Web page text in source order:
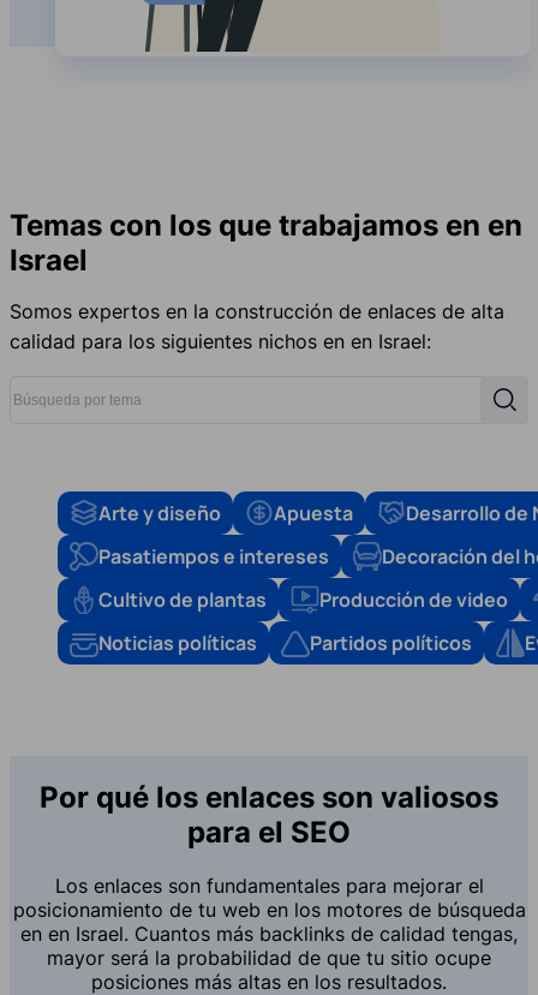
Temas con los que trabajamos en en
Israel
Somos expertos en la construcción de enlaces de alta
calidad para los siguientes nichos en en Israel:
Búsqueda por tema
Arte y diseño Apuesta
Desarrollo de
Pasatiempos e intereses
Decoración del
Cultivo de plantas
Producción de video
Noticias políticas
Partidos políticos
Por qué los enlaces son valiosos
para el SEO
Los enlaces son fundamentales para mejorar el
posicionamiento de tu web en los motores de búsqueda
en en Israel. Cuantos más backlinks de calidad tengas,
mayor será la probabilidad de que tu sitio ocupe
posiciones más altas en los resultados.